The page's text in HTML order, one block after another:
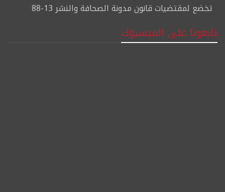
تخضع لمقتضيات قانون مدونة الصحافة والنشر 13-88
تابعونا على الفيسبوك